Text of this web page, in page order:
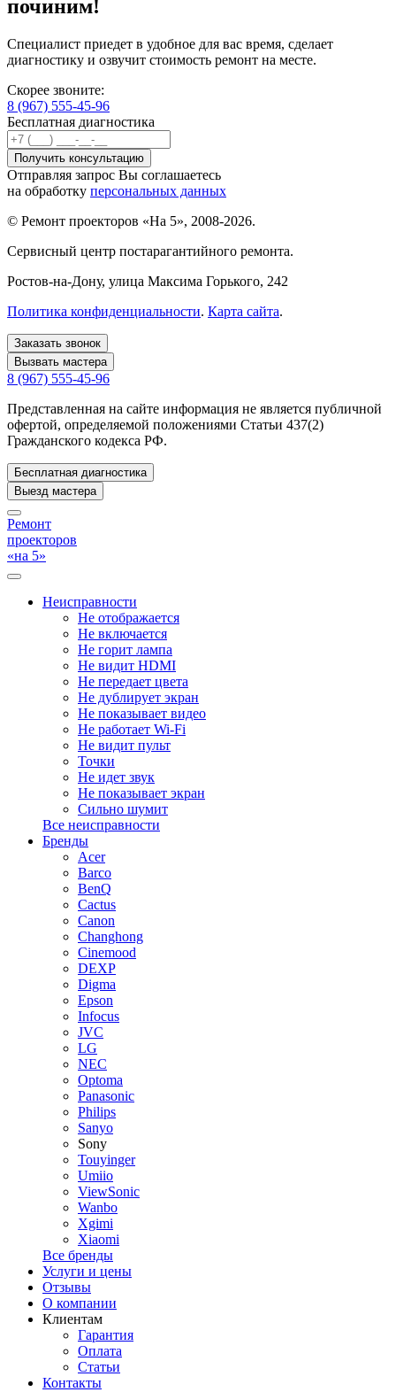
починим!
Специалист приедет в удобное для вас время, сделает
диагностику и озвучит стоимость ремонт на месте.
Скорее звоните:
8 (967) 555-45-96
Бесплатная диагностика
Отправляя запрос Вы соглашаетесь
на обработку персональных данных
© Ремонт проекторов «На 5», 2008-2026.
Сервисный центр постарагантийного ремонта.
Ростов-на-Дону, улица Максима Горького, 242
Политика конфиденциальности. Карта сайта.
Заказать звонок
Вызвать мастера
8 (967) 555-45-96
Представленная на сайте информация не является публичной
офертой, определяемой положениями Статьи 437(2)
Гражданского кодекса РФ.
Бесплатная диагностика
Выезд мастера
Ремонт
проекторов
«на 5»
Неисправности
Не отображается
Не включается
Не горит лампа
Не видит HDMI
Не передает цвета
Не дублирует экран
Не показывает видео
Не работает Wi-Fi
Не видит пульт
Точки
Не идет звук
Не показывает экран
Сильно шумит
Все неисправности
Бренды
Acer
Barco
BenQ
Cactus
Canon
Changhong
Cinemood
DEXP
Digma
Epson
Infocus
JVC
LG
NEC
Optoma
Panasonic
Philips
Sanyo
Sony
Touyinger
Umiio
ViewSonic
Wanbo
Xgimi
Xiaomi
Все бренды
Услуги и цены
Отзывы
О компании
Клиентам
Гарантия
Оплата
Статьи
Контакты